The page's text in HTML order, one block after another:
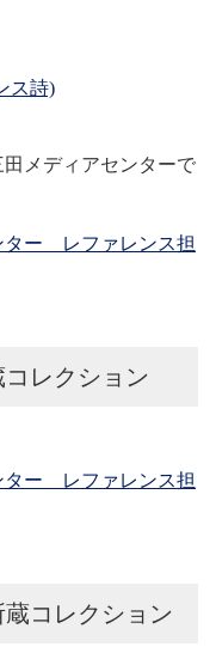
ス詩)
メディアセンターで
ター レファレンス担
レクション
ター レファレンス担
コレクション